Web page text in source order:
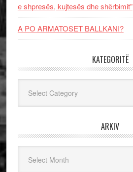
e shpresës, kujtesës dhe shërbimit”
A PO ARMATOSET BALLKANI?
KATEGORITË
ARKIV